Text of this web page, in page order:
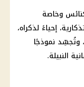
وخاصة
إحياءً لذكراه،
وتُجسِّد نموذجًا
النبيلة.